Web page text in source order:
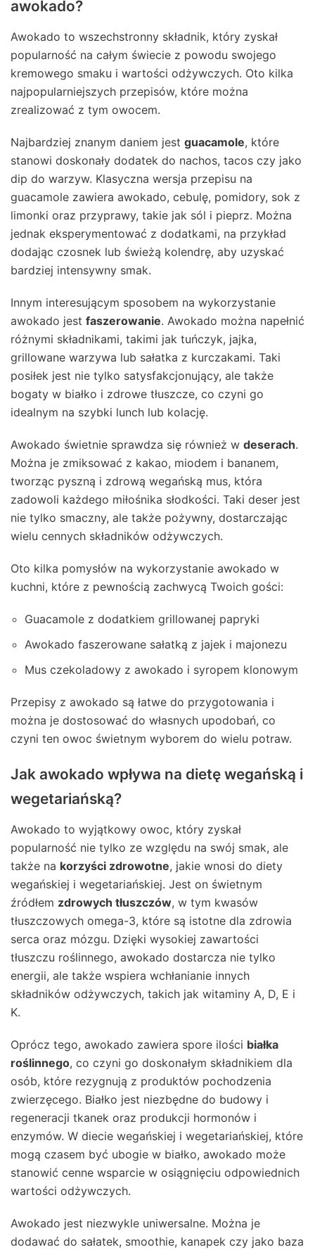
awokado?
Awokado to wszechstronny składnik, który zyskał
popularność na całym świecie z powodu swojego
kremowego smaku i wartości odżywczych. Oto kilka
najpopularniejszych przepisów, które można
zrealizować z tym owocem.
Najbardziej znanym daniem jest guacamole, które
stanowi doskonały dodatek do nachos, tacos czy jako
dip do warzyw. Klasyczna wersja przepisu na
guacamole zawiera awokado, cebulę, pomidory, sok z
limonki oraz przyprawy, takie jak sól i pieprz. Można
jednak eksperymentować z dodatkami, na przykład
dodając czosnek lub świeżą kolendrę, aby uzyskać
bardziej intensywny smak.
Innym interesującym sposobem na wykorzystanie
awokado jest faszerowanie. Awokado można napełnić
różnymi składnikami, takimi jak tuńczyk, jajka,
grillowane warzywa lub sałatka z kurczakami. Taki
posiłek jest nie tylko satysfakcjonujący, ale także
bogaty w białko i zdrowe tłuszcze, co czyni go
idealnym na szybki lunch lub kolację.
Awokado świetnie sprawdza się również w deserach.
Można je zmiksować z kakao, miodem i bananem,
tworząc pyszną i zdrową wegańską mus, która
zadowoli każdego miłośnika słodkości. Taki deser jest
nie tylko smaczny, ale także pożywny, dostarczając
wielu cennych składników odżywczych.
Oto kilka pomysłów na wykorzystanie awokado w
kuchni, które z pewnością zachwycą Twoich gości:
Guacamole z dodatkiem grillowanej papryki
Awokado faszerowane sałatką z jajek i majonezu
Mus czekoladowy z awokado i syropem klonowym
Przepisy z awokado są łatwe do przygotowania i
można je dostosować do własnych upodobań, co
czyni ten owoc świetnym wyborem do wielu potraw.
Jak awokado wpływa na dietę wegańską i
wegetariańską?
Awokado to wyjątkowy owoc, który zyskał
popularność nie tylko ze względu na swój smak, ale
także na korzyści zdrowotne, jakie wnosi do diety
wegańskiej i wegetariańskiej. Jest on świetnym
źródłem zdrowych tłuszczów, w tym kwasów
tłuszczowych omega-3, które są istotne dla zdrowia
serca oraz mózgu. Dzięki wysokiej zawartości
tłuszczu roślinnego, awokado dostarcza nie tylko
energii, ale także wspiera wchłanianie innych
składników odżywczych, takich jak witaminy A, D, E i
K.
Oprócz tego, awokado zawiera spore ilości białka
roślinnego, co czyni go doskonałym składnikiem dla
osób, które rezygnują z produktów pochodzenia
zwierzęcego. Białko jest niezbędne do budowy i
regeneracji tkanek oraz produkcji hormonów i
enzymów. W diecie wegańskiej i wegetariańskiej, które
mogą czasem być ubogie w białko, awokado może
stanowić cenne wsparcie w osiągnięciu odpowiednich
wartości odżywczych.
Awokado jest niezwykle uniwersalne. Można je
dodawać do sałatek, smoothie, kanapek czy jako baza